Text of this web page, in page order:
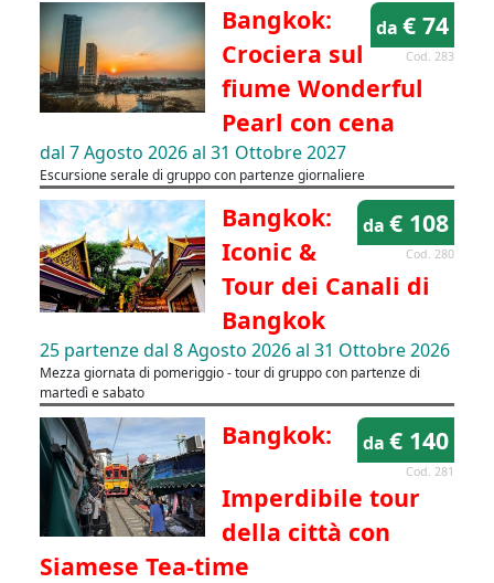
da € 74
Cod. 283
Bangkok:
Crociera sul
fiume Wonderful
Pearl con cena
dal 7 Agosto 2026 al 31 Ottobre 2027
Escursione serale di gruppo con partenze giornaliere
da € 108
Cod. 280
Bangkok:
Iconic &
Tour dei Canali di
Bangkok
25 partenze dal 8 Agosto 2026 al 31 Ottobre 2026
Mezza giornata di pomeriggio - tour di gruppo con partenze di
martedì e sabato
da € 140
Cod. 281
Bangkok:
Imperdibile tour
della città con
Siamese Tea-time